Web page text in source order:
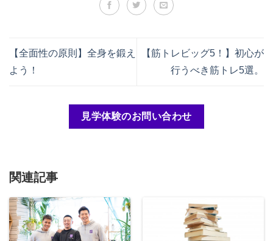
【全面性の原則】全身を鍛え
よう！
【筋トレビッグ5！】初心が
行うべき筋トレ5選。
見学体験のお問い合わせ
関連記事